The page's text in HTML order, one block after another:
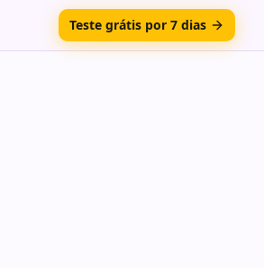
Teste grátis por 7 dias